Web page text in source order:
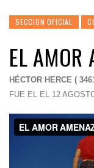
SECCION OFICIAL
EL AMOR
HÉCTOR HERCE (
FUE EL EL 12